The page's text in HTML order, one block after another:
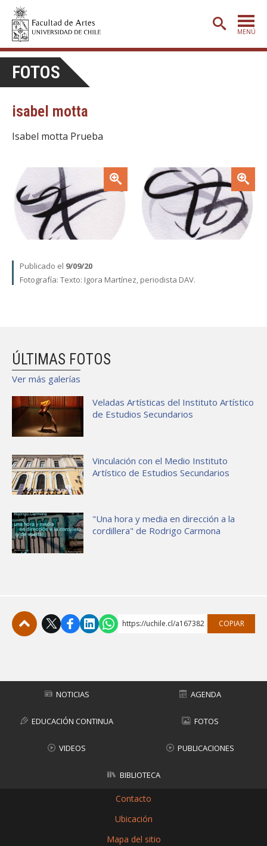
MENÚ
EXTENSIÓN
CREACIÓN E INVESTIGACIÓN
BIBLIOTECA
FOTOS
isabel motta
Isabel motta Prueba
Zoom Zoom
Publicado el 9/09/20
Fotografía: Texto: Igora Martínez, periodista DAV.
ÚLTIMAS FOTOS
Ver más galerías
Veladas Artísticas del Instituto Artístico
de Estudios Secundarios
Vinculación con el Medio Instituto
Artístico de Estudios Secundarios
"Una hora y media en dirección a la
cordillera" de Rodrigo Carmona
https://uchile.cl/a167382 COPIAR
NOTICIAS AGENDA
EDUCACIÓN CONTINUA FOTOS
VIDEOS PUBLICACIONES
BIBLIOTECA
Contacto
Ubicación
Mapa del sitio